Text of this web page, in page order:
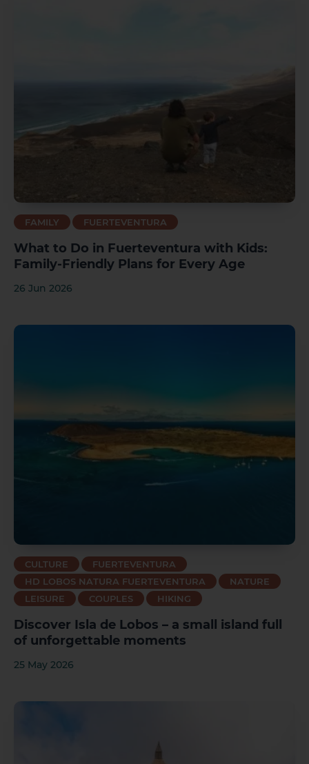
FAMILY FUERTEVENTURA
What to Do in Fuerteventura with Kids:
Family-Friendly Plans for Every Age
26 Jun 2026
CULTURE
FUERTEVENTURA
HD LOBOS NATURA FUERTEVENTURA
NATURE
LEISURE
COUPLES HIKING
Discover Isla de Lobos – a small island full
of unforgettable moments
25 May 2026